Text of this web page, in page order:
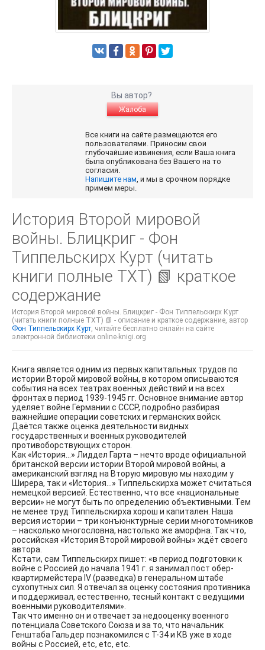
Вы автор?
Жалоба
Все книги на сайте размещаются его
пользователями. Приносим свои
глубочайшие извинения, если Ваша книга
была опубликована без Вашего на то
согласия.
Напишите нам, и мы в срочном порядке
примем меры.
История Второй мировой
войны. Блицкриг - Фон
Типпельскирх Курт (читать
книги полные TXT) 📗 краткое
содержание
История Второй мировой войны. Блицкриг - Фон Типпельскирх Курт
(читать книги полные TXT) 📗 - описание и краткое содержание, автор
Фон Типпельскирх Курт, читайте бесплатно онлайн на сайте
электронной библиотеки online-knigi.org
Книга является одним из первых капитальных трудов по
истории Второй мировой войны, в котором описываются
события на всех театрах военных действий и на всех
фронтах в период 1939-1945 гг. Основное внимание автор
уделяет войне Германии с СССР, подробно разбирая
важнейшие операции советских и германских войск.
Даётся также оценка деятельности видных
государственных и военных руководителей
противоборствующих сторон.
Как «История…» Лиддел Гарта – нечто вроде официальной
британской версии истории Второй мировой войны, а
американский взгляд на Вторую мировую мы находим у
Ширера, так и «История…» Типпельскирха может считаться
немецкой версией. Естественно, что все «национальные
версии» не могут быть по определению объективными. Тем
не менее труд Типпельскирха хорош и капитален. Наша
версия истории – три конъюнктурные серии многотомников
– насколько многословна, настолько же аморфна. Так что,
российская «История Второй мировой войны» ждёт своего
автора.
Кстати, сам Типпельскирх пишет: «в период подготовки к
войне с Россией до начала 1941 г. я занимал пост обер-
квартирмейстера IV (разведка) в генеральном штабе
сухопутных сил. Я отвечал за оценку состояния противника
и поддерживал, естественно, тесный контакт с ведущими
военными руководителями».
Так что именно он и отвечает за недооценку военного
потенциала Советского Союза и за то, что начальник
Генштаба Гальдер познакомился с Т-34 и КВ уже в ходе
войны с Россией, etc, etc, etc.